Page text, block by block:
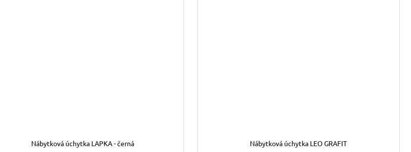
Nábytková úchytka LAPKA - černá Nábytková úchytka LEO GRAFIT